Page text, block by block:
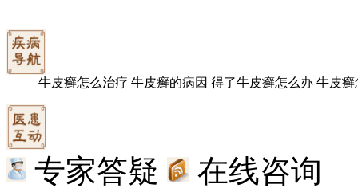
牛皮癣怎么治疗 牛皮癣的病因 得了牛皮癣怎么办 牛皮癣
专家答疑
在线咨询